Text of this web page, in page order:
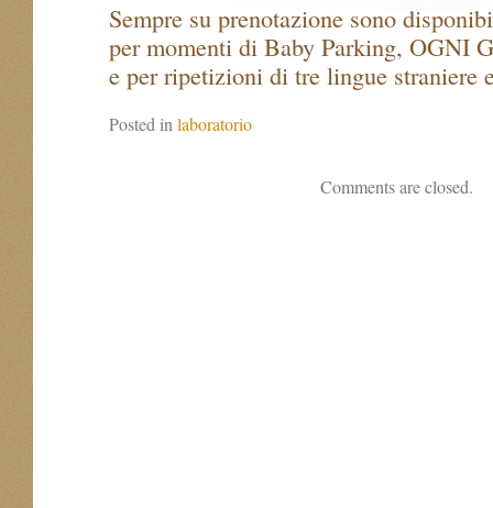
Sempre su prenotazione sono
per momenti di Baby Parking, OGNI
e per ripetizioni di tre lingue straniere
Posted in laboratorio
Comments are closed.